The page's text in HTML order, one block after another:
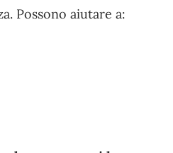
Possono aiutare a: